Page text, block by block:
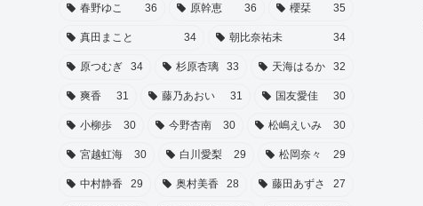
春野ゆこ 36 原幹恵 36 櫻栞 35
真田まこと 34 朝比奈祐未 34
原つむぎ 34 杉原杏璃 33 天海はるか 32
爽香 31 藤乃あおい 31 国友愛佳 30
小柳歩 30 今野杏南 30 松嶋えいみ 30
宮越虹海 30 白川愛梨 29 松岡奈々 29
中村静香 29 奥村美香 28 藤田あずさ 27